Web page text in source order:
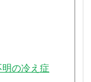
の冷え症